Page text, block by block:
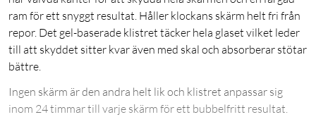
ram för ett snyggt resultat. Håller klockans skärm helt fri från
repor. Det gel-baserade klistret täcker hela glaset vilket leder
till att skyddet sitter kvar även med skal och absorberar stötar
bättre.
Ingen skärm är den andra helt lik och klistret anpassar sig
inom 24 timmar till varje skärm för ett bubbelfritt resultat.